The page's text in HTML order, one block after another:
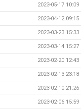
2023-05-17 10:09
2023-04-12 09:15
2023-03-23 15:33
2023-03-14 15:27
2023-02-20 12:43
2023-02-13 23:18
2023-02-10 21:26
2023-02-06 15:59